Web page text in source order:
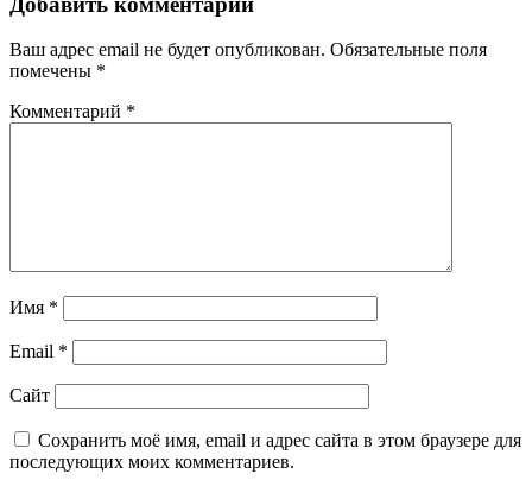
Ваш адрес email не будет опубликован. Обязательные поля
помечены *
Комментарий *
Имя *
Email *
Сайт
Сохранить моё имя, email и адрес сайта в этом браузере для
последующих моих комментариев.